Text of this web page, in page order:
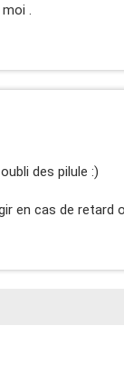
.
des pilule :)
en cas de retard